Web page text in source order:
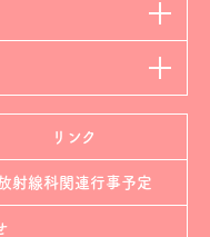
リンク
射線科関連行事予定